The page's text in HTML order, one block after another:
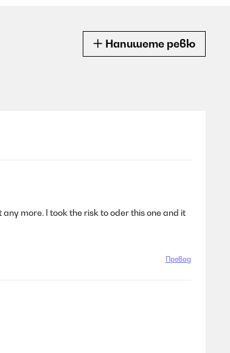
Напишете ревю
more. I took the risk to oder this one and it
Превод